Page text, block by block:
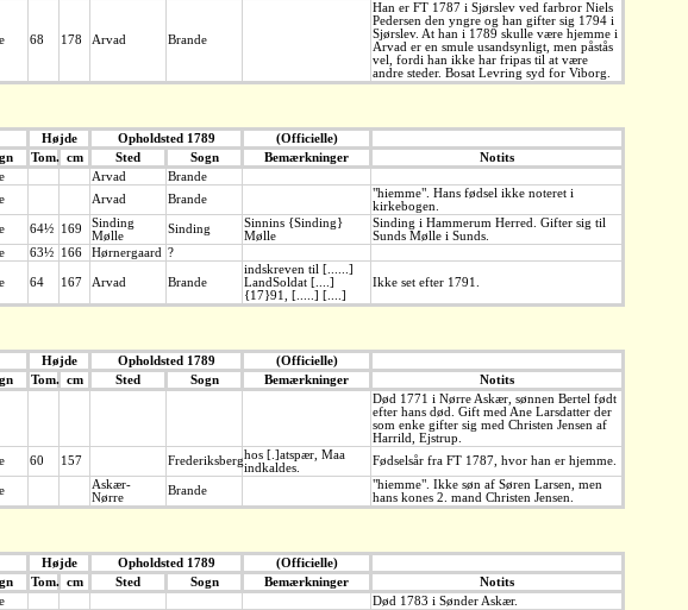
68 178 Arvad Brande
Han er FT 1787 i Sjørslev ved farbror Niels
Pedersen den yngre og han gifter sig 1794 i
Sjørslev. At han i 1789 skulle være hjemme i
Arvad er en smule usandsynligt, men påstås
vel, fordi han ikke har fripas til at være
andre steder. Bosat Levring syd for Viborg.
Højde Opholdsted 1789
(Officielle)
Tom. cm Sted Sogn Bemærkninger
Notits
Arvad
Brande
Arvad Brande
"hiemme". Hans fødsel ikke noteret i
kirkebogen.
64½ 169
Sinding
Mølle
Sinding
Sinnins {Sinding}
Mølle
Sinding i Hammerum Herred. Gifter sig til
Sunds Mølle i Sunds.
63½ 166 Hørnergaard ?
64 167 Arvad Brande
indskreven til [......]
LandSoldat [....]
{17}91, [.....] [....]
Ikke set efter 1791.
Højde Opholdsted 1789
(Officielle)
Tom. cm Sted Sogn Bemærkninger Notits
Død 1771 i Nørre Askær, sønnen Bertel født
efter hans død. Gift med Ane Larsdatter der
som enke gifter sig med Christen Jensen af
Harrild, Ejstrup.
60 157 Frederiksberghos [.]atspær, Maa
indkaldes.
Fødselsår fra FT 1787, hvor han er hjemme.
Askær-
Nørre
Brande
"hiemme". Ikke søn af Søren Larsen, men
hans kones 2. mand Christen Jensen.
Højde Opholdsted 1789
(Officielle)
Tom. cm Sted Sogn Bemærkninger
Notits
Død 1783 i Sønder Askær.